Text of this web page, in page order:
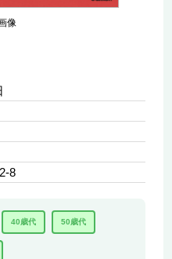
像
8
40歳代 50歳代